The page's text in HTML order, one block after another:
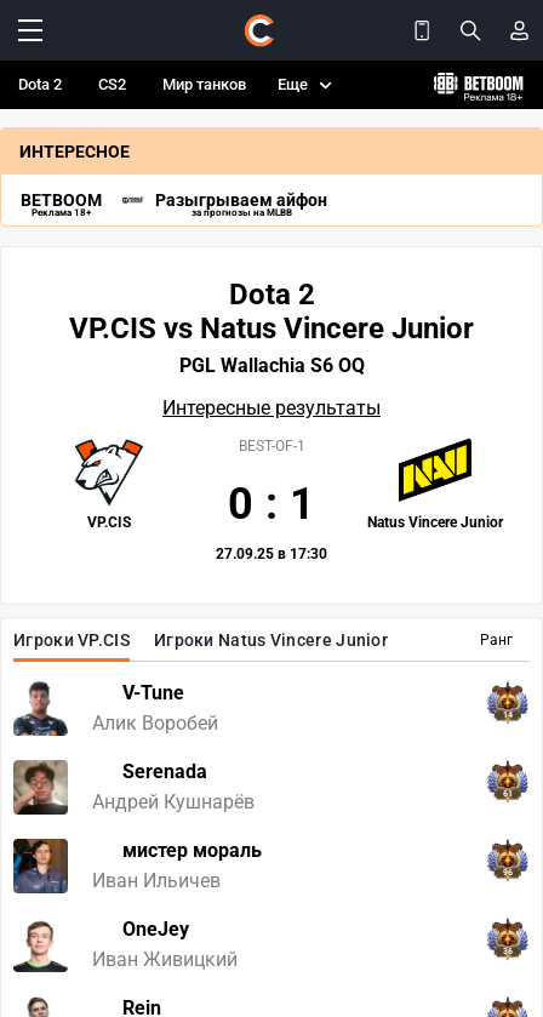
Dota 2 CS2 Мир танков Еще
ИНТЕРЕСНОЕ
BETBOOM
Реклама 18+
Разыгрываем айфон
за прогнозы на MLBB
Ранг
Игроки VP.CIS Игроки Natus Vincere Junior
V-Tune
Алик Воробей
14
Serenada
Андрей Кушнарёв
61
мистер мораль
Иван Ильичев
96
OneJey
Иван Живицкий
36
Rein
Dota 2
VP.CIS vs Natus Vincere Junior
PGL Wallachia S6 OQ
Интересные результаты
VP.CIS Natus Vincere Junior
BEST-OF-1
0 : 1
27.09.25 в 17:30